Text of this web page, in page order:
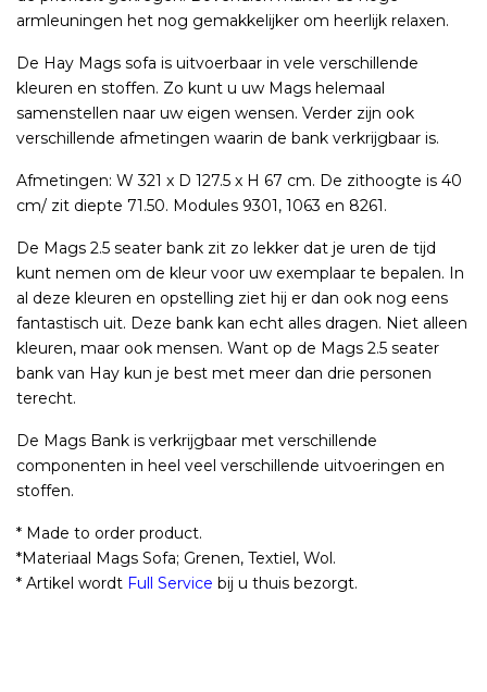
armleuningen het nog gemakkelijker om heerlijk relaxen.
De Hay Mags sofa is uitvoerbaar in vele verschillende
kleuren en stoffen. Zo kunt u uw Mags helemaal
samenstellen naar uw eigen wensen. Verder zijn ook
verschillende afmetingen waarin de bank verkrijgbaar is.
Afmetingen: W 321 x D 127.5 x H 67 cm. De zithoogte is 40
cm/ zit diepte 71.50. Modules 9301, 1063 en 8261.
De Mags 2.5 seater bank zit zo lekker dat je uren de tijd
kunt nemen om de kleur voor uw exemplaar te bepalen. In
al deze kleuren en opstelling ziet hij er dan ook nog eens
fantastisch uit. Deze bank kan echt alles dragen. Niet alleen
kleuren, maar ook mensen. Want op de Mags 2.5 seater
bank van Hay kun je best met meer dan drie personen
terecht.
De Mags Bank is verkrijgbaar met verschillende
componenten in heel veel verschillende uitvoeringen en
stoffen.
* Made to order product.
*Materiaal Mags Sofa; Grenen, Textiel, Wol.
* Artikel wordt Full Service bij u thuis bezorgt.